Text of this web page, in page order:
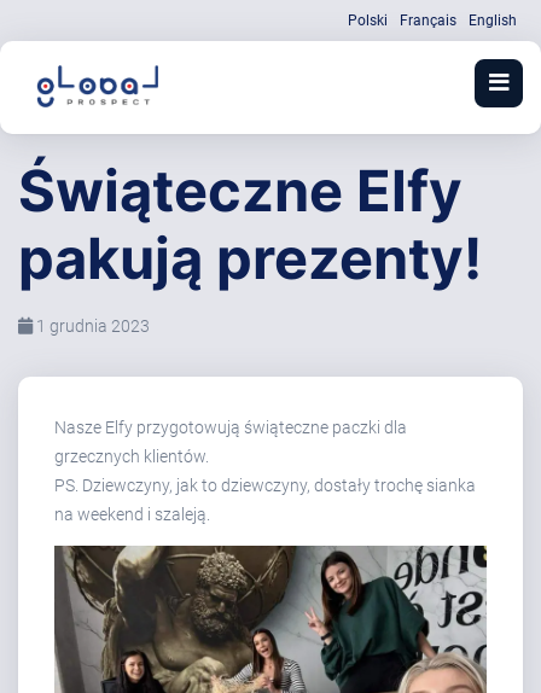
Polski Français English
Świąteczne Elfy
pakują prezenty!
1 grudnia 2023
Nasze Elfy przygotowują świąteczne paczki dla
grzecznych klientów.
PS. Dziewczyny, jak to dziewczyny, dostały trochę sianka
na weekend i szaleją.